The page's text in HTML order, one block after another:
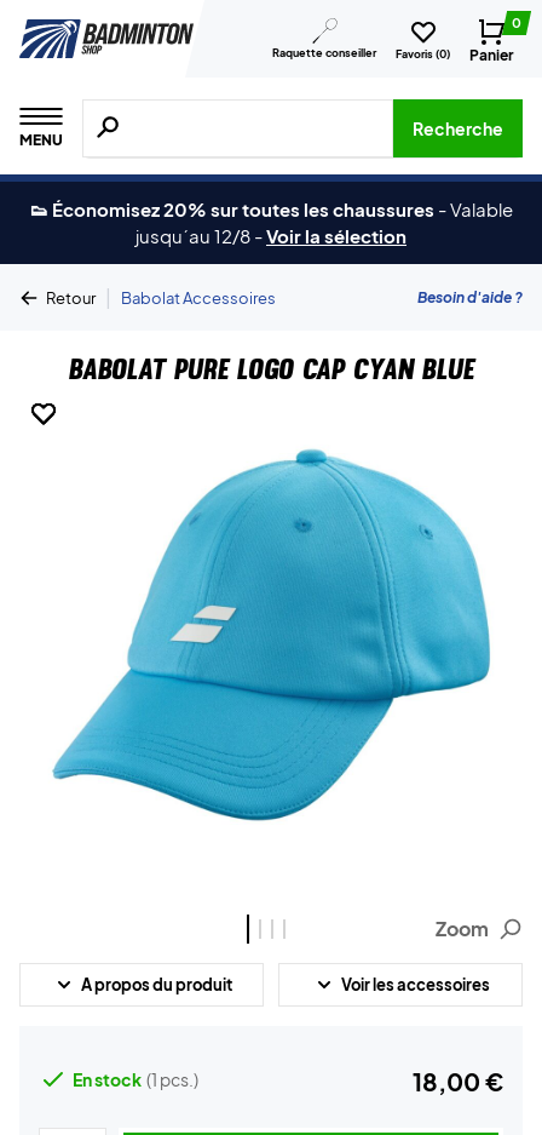
Raquette conseiller Favoris (0)
0
Panier
MENU
Recherche de produits, de marques, etc.
Recherche
👟 Économisez 20% sur toutes les chaussures -Valable
jusqu´au 12/8 -Voir la sélection
Retour | Babolat Accessoires Besoin d'aide ?
Babolat Pure Logo Cap Cyan Blue
Zoom
A propos du produit Voir les accessoires
En stock (1 pcs.) 18,00 €